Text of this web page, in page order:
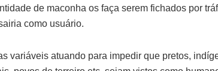
de maconha os faça serem fichados por
como usuário.
variáveis atuando para impedir que pretos,